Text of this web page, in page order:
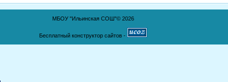
МБОУ "Ильинская СОШ"© 2026
Бесплатный конструктор сайтов -